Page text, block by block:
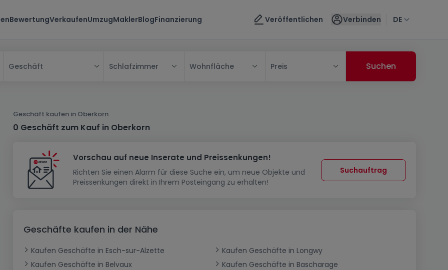
BewertungVerkaufenUmzugMaklerBlogFinanzierung Veröffentlichen Verbinden DE
Geschäft
Haus
Reihenhaus
Doppelhaushälfte
Schloss
Hof
Bauernhaus
Wohnung
Schlafzimmer
1-Zimmer-Apartment
Dreigeschossige Wohnung
Loft
Dachgeschoss
Wohnanlage
Wohnsiedlung
Haus bauen
Musterhaus
Renditeobjekt
Kein Bauland
Gewerbliches Grundstück
Garage - Parkplatz
Carport
Garage
Büro
Büro
Gewerbe
Ladenfläche
Schlafzimmer Wohnfläche Preis
Geschäft kaufen in Oberkorn
0 Geschäft zum Kauf in Oberkorn
Vorschau auf neue Inserate und Preissenkungen!
Richten Sie einen Alarm für diese Suche ein, um neue Objekte und
Preissenkungen direkt in Ihrem Posteingang zu erhalten!
Suchauftrag
Geschäfte kaufen in der Nähe
Kaufen Geschäfte in Esch-sur-Alzette
Kaufen Geschäfte in Longwy
Kaufen Geschäfte in Belvaux
Kaufen Geschäfte in Bascharage